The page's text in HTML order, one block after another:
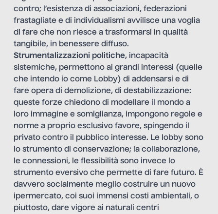
contro; l’esistenza di associazioni, federazioni
frastagliate e di individualismi avvilisce una voglia
di fare che non riesce a trasformarsi in qualità
tangibile, in benessere diffuso.
Strumentalizzazioni politiche, incapacità
sistemiche, permettono ai grandi interessi (quelle
che intendo io come Lobby) di addensarsi e di
fare opera di demolizione, di destabilizzazione:
queste forze chiedono di modellare il mondo a
loro immagine e somiglianza, impongono regole e
norme a proprio esclusivo favore, spingendo il
privato contro il pubblico interesse. Le lobby sono
lo strumento di conservazione; la collaborazione,
le connessioni, le flessibilità sono invece lo
strumento eversivo che permette di fare futuro. È
davvero socialmente meglio costruire un nuovo
ipermercato, coi suoi immensi costi ambientali, o
piuttosto, dare vigore ai naturali centri